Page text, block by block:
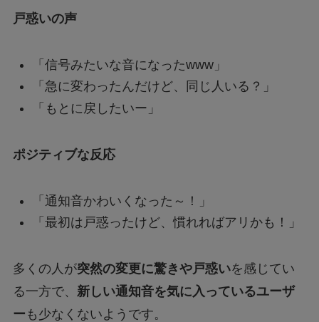
戸惑いの声
「信号みたいな音になったwww」
「急に変わったんだけど、同じ人いる？」
「もとに戻したいー」
ポジティブな反応
「通知音かわいくなった～！」
「最初は戸惑ったけど、慣れればアリかも！」
多くの人が突然の変更に驚きや戸惑いを感じてい
る一方で、 新しい通知音を気に入っているユーザ
ー も少なくないようです。